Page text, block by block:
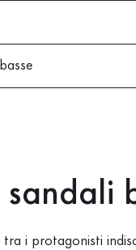
sandali
tra i protagonisti